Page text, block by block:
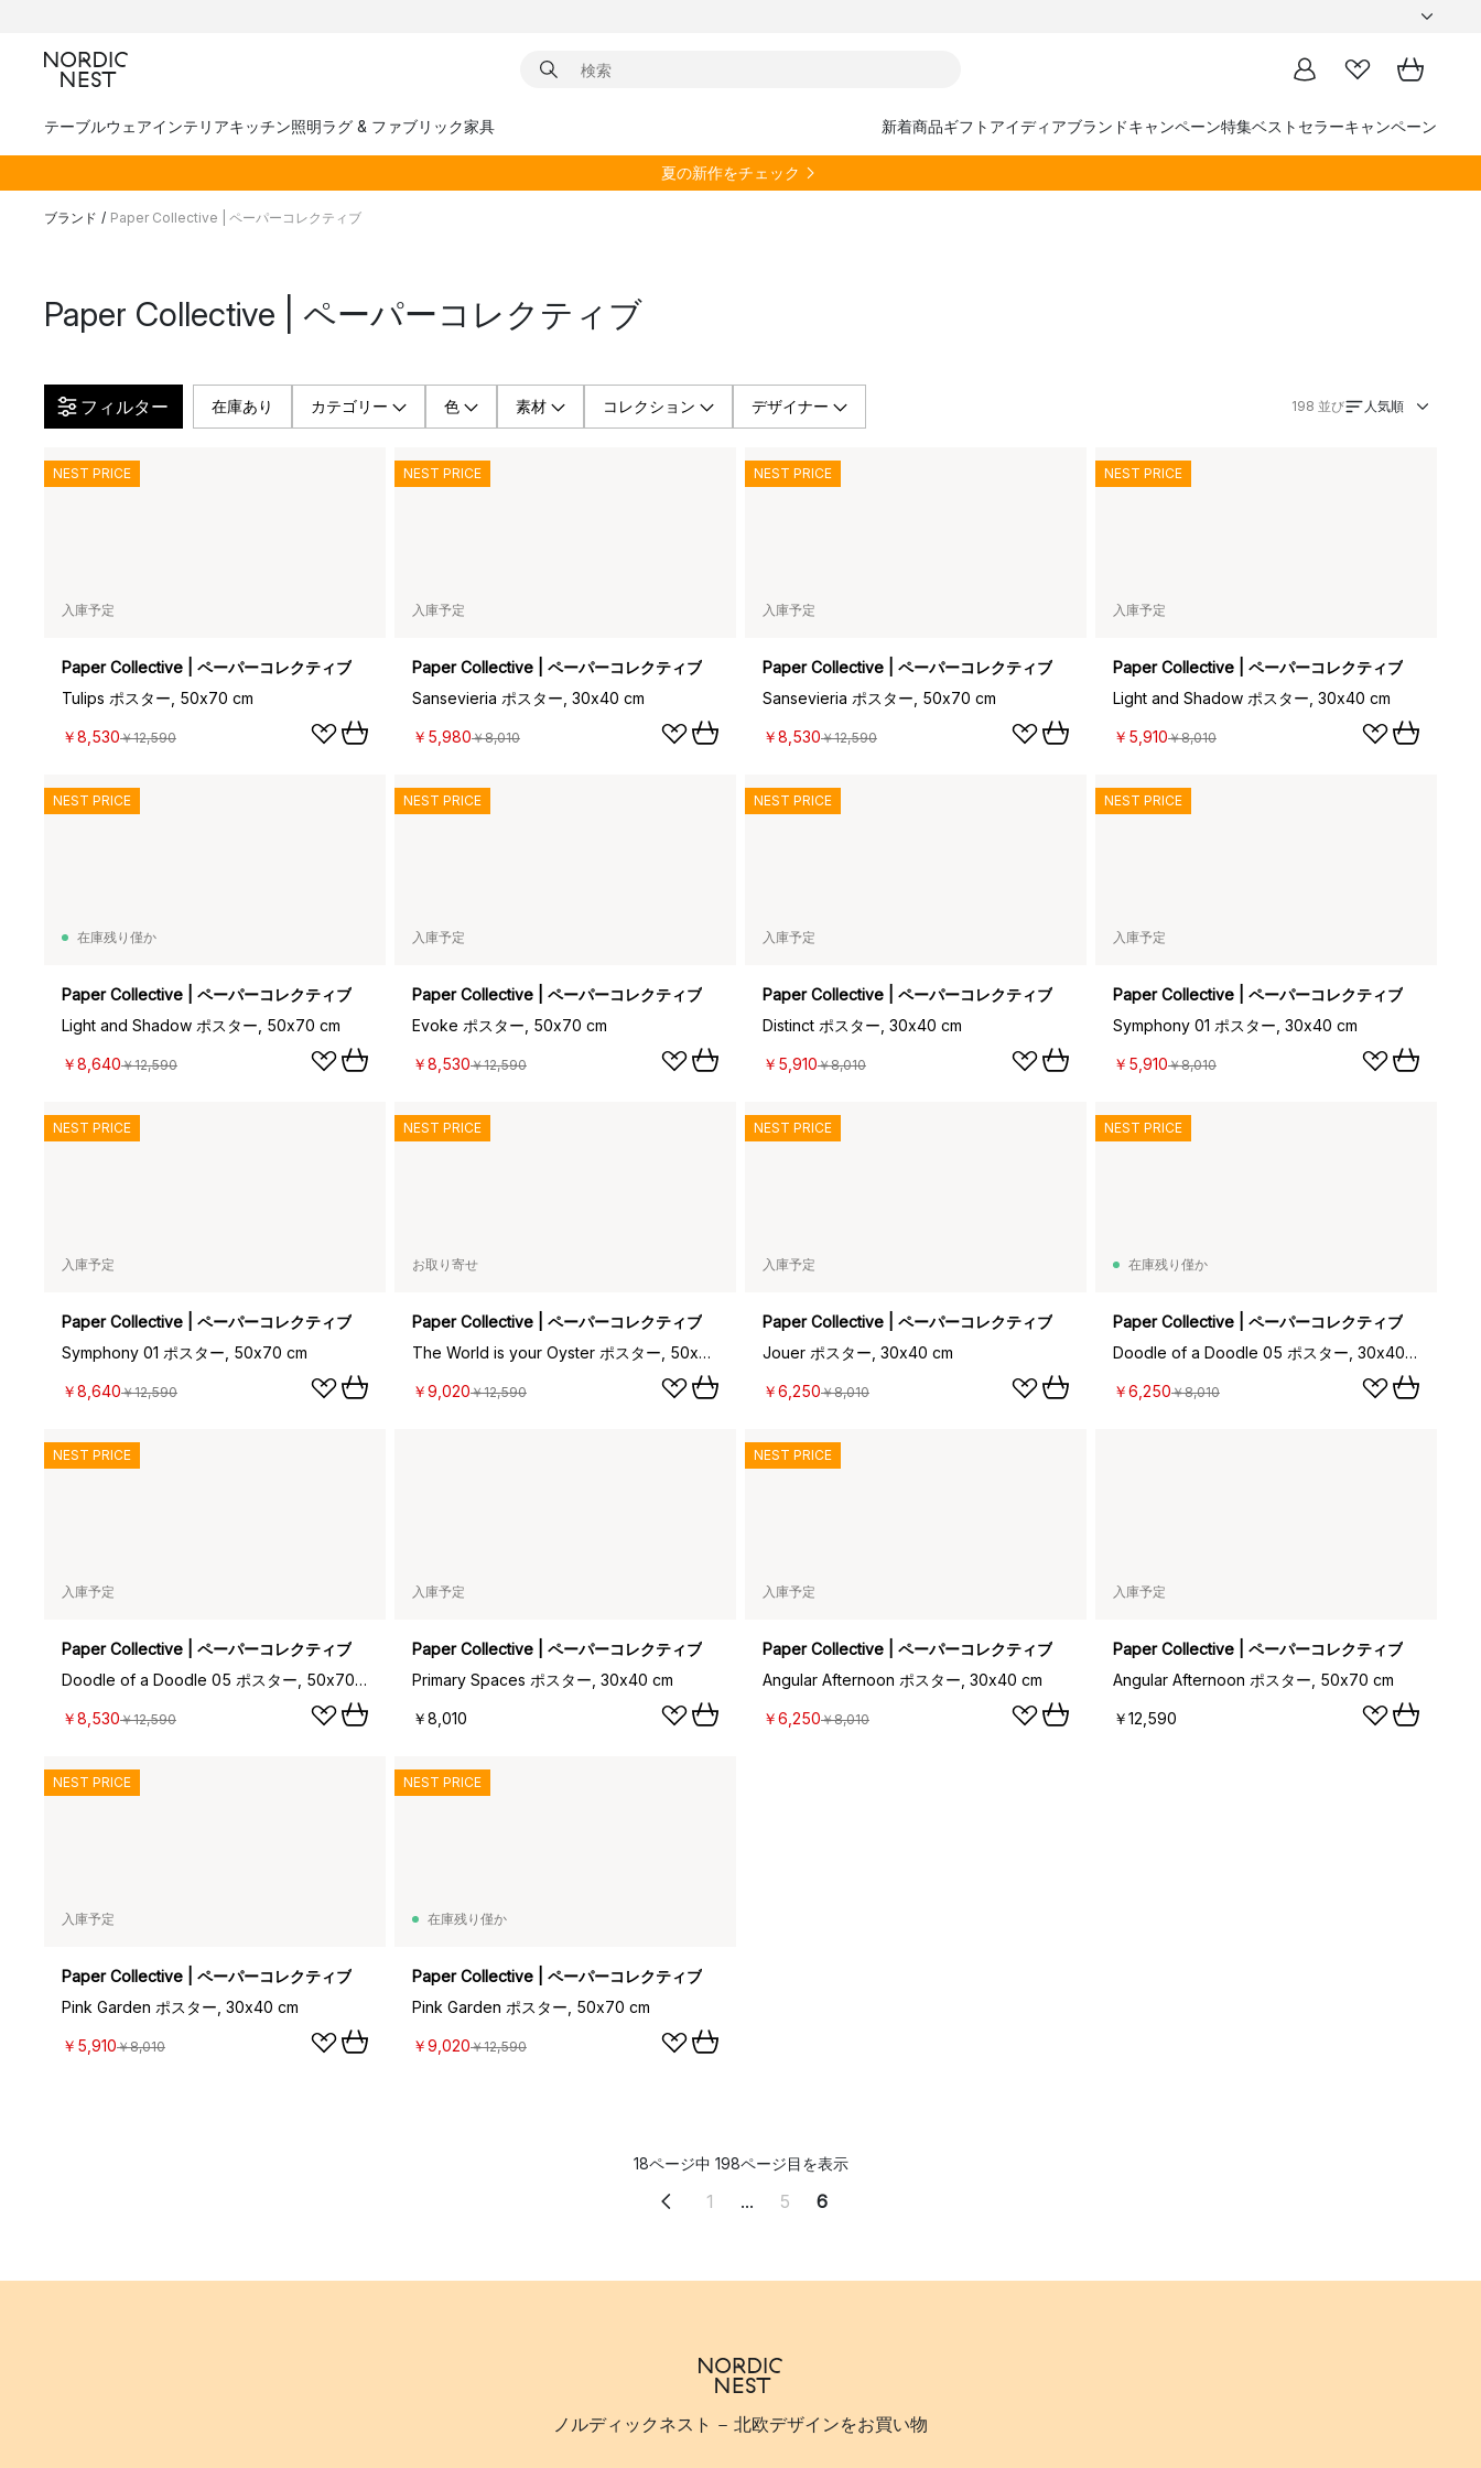
テーブルウェアインテリアキッチン照明ラグ & ファブリック家具 新着商品ギフトアイディアブランドキャンペーン特集ベストセラーキャンペーン
夏の新作をチェック
ブランド / Paper Collective | ペーパーコレクティブ
Paper Collective | ペーパーコレクティブ
フィルター 在庫あり カテゴリー 色 素材 コレクション デザイナー 198 並び 人気順
入庫予定
Paper Collective | ペーパーコレクティブ
Tulips ポスター, 50x70 cm
￥8,530￥12,590
NEST PRICE
入庫予定
Paper Collective | ペーパーコレクティブ
Sansevieria ポスター, 30x40 cm
￥5,980￥8,010
NEST PRICE
入庫予定
Paper Collective | ペーパーコレクティブ
Sansevieria ポスター, 50x70 cm
￥8,530￥12,590
NEST PRICE
入庫予定
Paper Collective | ペーパーコレクティブ
Light and Shadow ポスター, 30x40 cm
￥5,910￥8,010
NEST PRICE
在庫残り僅か
Paper Collective | ペーパーコレクティブ
Light and Shadow ポスター, 50x70 cm
￥8,640￥12,590
NEST PRICE
入庫予定
Paper Collective | ペーパーコレクティブ
Evoke ポスター, 50x70 cm
￥8,530￥12,590
NEST PRICE
入庫予定
Paper Collective | ペーパーコレクティブ
Distinct ポスター, 30x40 cm
￥5,910￥8,010
NEST PRICE
入庫予定
Paper Collective | ペーパーコレクティブ
Symphony 01 ポスター, 30x40 cm
￥5,910￥8,010
NEST PRICE
入庫予定
Paper Collective | ペーパーコレクティブ
Symphony 01 ポスター, 50x70 cm
￥8,640￥12,590
NEST PRICE
お取り寄せ
Paper Collective | ペーパーコレクティブ
The World is your Oyster ポスター, 50x70 cm
￥9,020￥12,590
NEST PRICE
入庫予定
Paper Collective | ペーパーコレクティブ
Jouer ポスター, 30x40 cm
￥6,250￥8,010
NEST PRICE
在庫残り僅か
Paper Collective | ペーパーコレクティブ
Doodle of a Doodle 05 ポスター, 30x40 cm
￥6,250￥8,010
NEST PRICE
入庫予定
Paper Collective | ペーパーコレクティブ
Doodle of a Doodle 05 ポスター, 50x70 cm
￥8,530￥12,590
NEST PRICE
入庫予定
Paper Collective | ペーパーコレクティブ
Primary Spaces ポスター, 30x40 cm
￥8,010
入庫予定
Paper Collective | ペーパーコレクティブ
Angular Afternoon ポスター, 30x40 cm
￥6,250￥8,010
NEST PRICE
入庫予定
Paper Collective | ペーパーコレクティブ
Angular Afternoon ポスター, 50x70 cm
￥12,590
入庫予定
Paper Collective | ペーパーコレクティブ
Pink Garden ポスター, 30x40 cm
￥5,910￥8,010
NEST PRICE
在庫残り僅か
Paper Collective | ペーパーコレクティブ
Pink Garden ポスター, 50x70 cm
￥9,020￥12,590
NEST PRICE
18ページ中 198ページ目を表示
1 ... 5 6
ノルディックネスト - 北欧デザインをお買い物